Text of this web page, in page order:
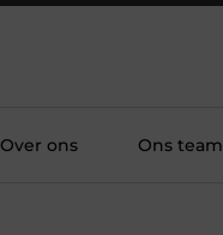
Over ons Ons team